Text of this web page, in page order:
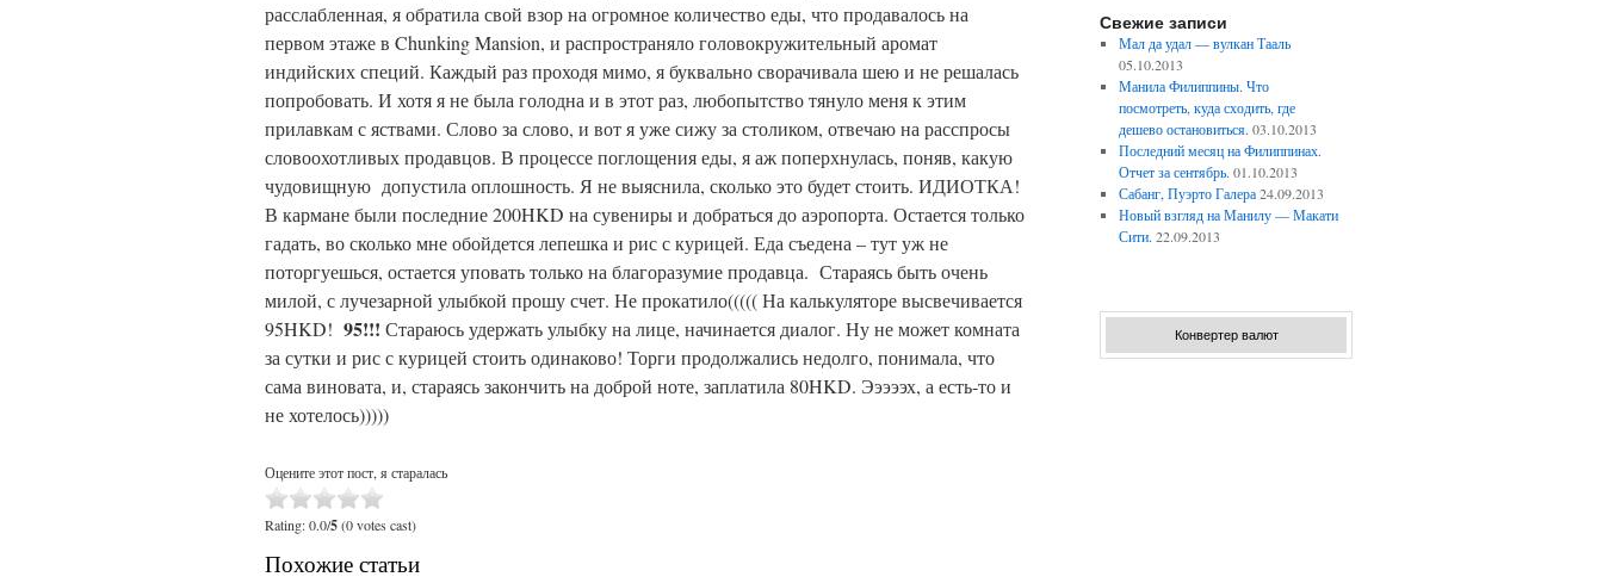
расслабленная, я обратила свой взор на огромное количество еды, что продавалось на
первом этаже в Chunking Mansion, и распространяло головокружительный аромат
индийских специй. Каждый раз проходя мимо, я буквально сворачивала шею и не решалась
попробовать. И хотя я не была голодна и в этот раз, любопытство тянуло меня к этим
прилавкам с яствами. Слово за слово, и вот я уже сижу за столиком, отвечаю на расспросы
словоохотливых продавцов. В процессе поглощения еды, я аж поперхнулась, поняв, какую
чудовищную допустила оплошность. Я не выяснила, сколько это будет стоить. ИДИОТКА!
В кармане были последние 200HKD на сувениры и добраться до аэропорта. Остается только
гадать, во сколько мне обойдется лепешка и рис с курицей. Еда съедена – тут уж не
поторгуешься, остается уповать только на благоразумие продавца. Стараясь быть очень
милой, с лучезарной улыбкой прошу счет. Не прокатило((((( На калькуляторе высвечивается
95HKD! 95!!! Стараюсь удержать улыбку на лице, начинается диалог. Ну не может комната
за сутки и рис с курицей стоить одинаково! Торги продолжались недолго, понимала, что
сама виновата, и, стараясь закончить на доброй ноте, заплатила 80HKD. Эээээх, а есть-то и
не хотелось)))))
Оцените этот пост, я старалась
Rating: 0.0/5(0 votes cast)
Похожие статьи
Свежие записи
Мал да удал — вулкан Тааль
05.10.2013
Манила Филиппины. Что
посмотреть, куда сходить, где
дешево остановиться. 03.10.2013
Последний месяц на Филиппинах.
Отчет за сентябрь. 01.10.2013
Сабанг, Пуэрто Галера 24.09.2013
Новый взгляд на Манилу — Макати
Сити. 22.09.2013
Конвертер валют